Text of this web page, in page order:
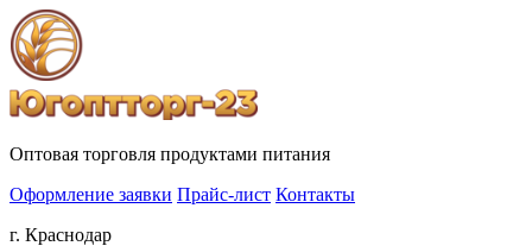
Оптовая торговля продуктами питания
Оформление заявки Прайс-лист Контакты
г. Краснодар